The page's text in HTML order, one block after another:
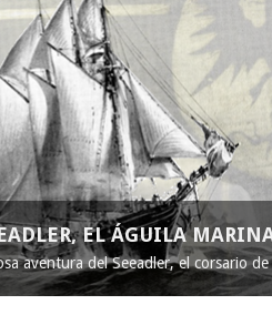
EL ÁGUILA
aventura del Seeadler, el corsario